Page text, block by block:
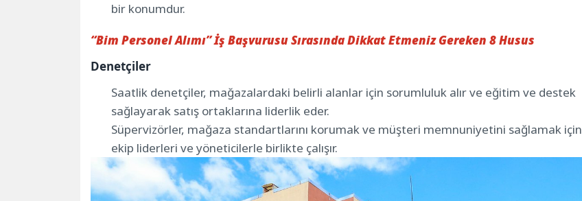
bir konumdur.
“Bim Personel Alımı” İş Başvurusu Sırasında Dikkat Etmeniz Gereken 8 Husus
Denetçiler
Saatlik denetçiler, mağazalardaki belirli alanlar için sorumluluk alır ve eğitim ve destek
sağlayarak satış ortaklarına liderlik eder.
Süpervizörler, mağaza standartlarını korumak ve müşteri memnuniyetini sağlamak için
ekip liderleri ve yöneticilerle birlikte çalışır.